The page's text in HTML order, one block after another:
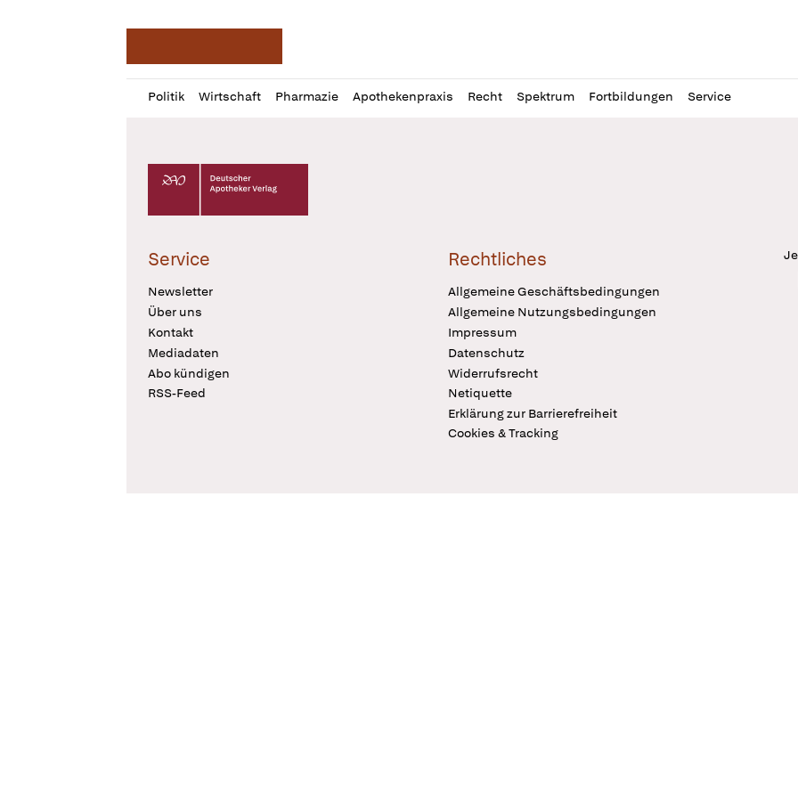
Politik Wirtschaft Pharmazie Apothekenpraxis Recht Spektrum Fortbildungen Service
Profil
öffnen
Daz
Pur
Deutscher Apotheker Verlag Logo
Service
Newsletter
Über uns
Kontakt
Mediadaten
Abo kündigen
RSS-Feed
Rechtliches
Allgemeine Geschäftsbedingungen
Allgemeine Nutzungsbedingungen
Impressum
Datenschutz
Widerrufsrecht
Netiquette
Erklärung zur Barrierefreiheit
Cookies & Tracking